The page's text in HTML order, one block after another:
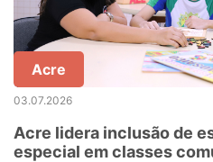
Acre
03.07.2026
Acre lidera inclusão de
especial em classes